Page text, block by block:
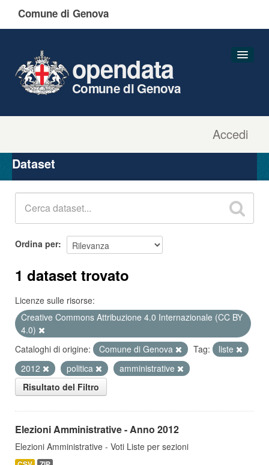
Comune di Genova
Accedi
opendata
Comune di Genova
Organizzazioni
Gruppi
Dataset
Ordina per
1 dataset trovato
Licenze sulle risorse:
Creative Commons Attribuzione 4.0 Internazionale (CC BY
4.0)
Cataloghi di origine:
Comune di Genova Tag:
liste
2012
politica
amministrative
Risultato del Filtro
Elezioni Amministrative - Anno 2012
Elezioni Amministrative - Voti Liste per sezioni